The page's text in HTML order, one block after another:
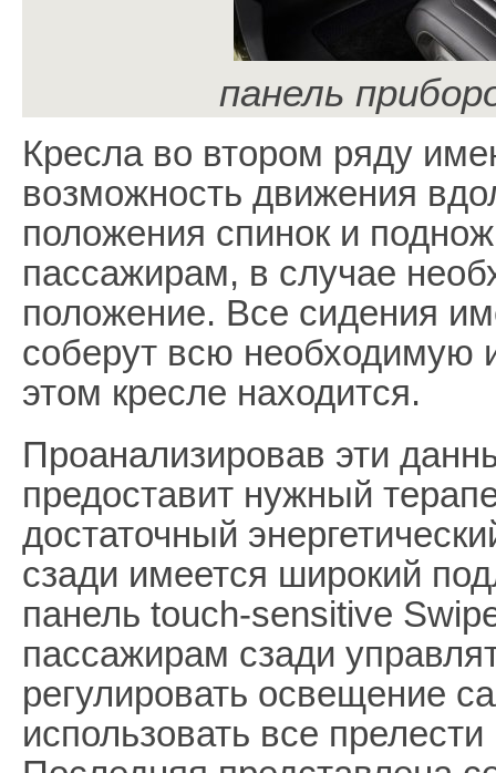
панель
Кресла во втором ряду
возможность движения
положения спинок и
пассажирам, в случае
положение. Все сидения
соберут всю необходимую
этом кресле находится.
Проанализировав эти
предоставит нужный
достаточный
сзади имеется широкий
панель touch-sensitive
пассажирам сзади
регулировать освещение
использовать все